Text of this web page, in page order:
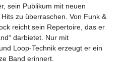
sein Publikum mit neuen
zu überraschen. Von Funk &
reicht sein Repertoire, das er
darbietet. Nur mit
Loop-Technik erzeugt er ein
Band erinnert.